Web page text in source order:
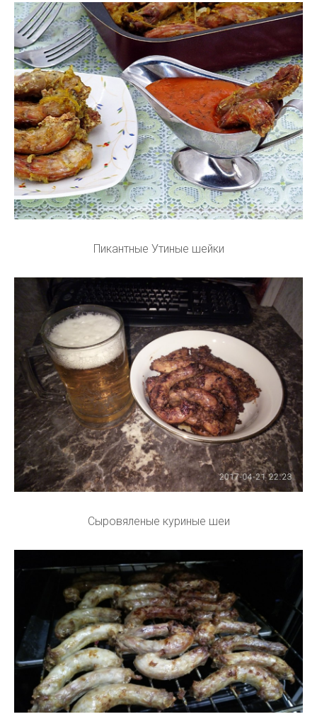
Пикантные Утиные шейки
Сыровяленые куриные шеи